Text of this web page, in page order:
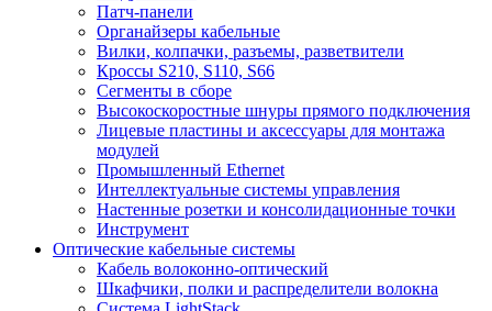
Патч-панели
Органайзеры кабельные
Вилки, колпачки, разъемы, разветвители
Кроссы S210, S110, S66
Сегменты в сборе
Высокоскоростные шнуры прямого подключения
Лицевые пластины и аксессуары для монтажа
модулей
Промышленный Ethernet
Интеллектуальные системы управления
Настенные розетки и консолидационные точки
Инструмент
Оптические кабельные системы
Кабель волоконно-оптический
Шкафчики, полки и распределители волокна